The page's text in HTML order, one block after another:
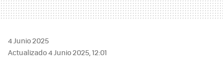
4 Junio 2025
Actualizado 4 Junio 2025, 12:01